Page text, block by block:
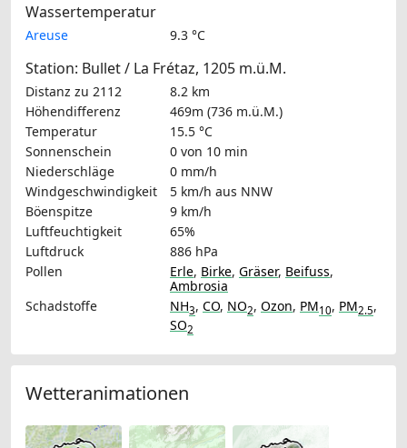
Wassertemperatur
Areuse 9.3 °C
Station: Bullet / La Frétaz, 1205 m.ü.M.
Distanz zu 2112
8.2 km
Höhendifferenz
469m (736 m.ü.M.)
Temperatur
15.5 °C
Sonnenschein
0 von 10 min
Niederschläge
0 mm/h
Windgeschwindigkeit
5 km/h aus NNW
Böenspitze
9 km/h
Luftfeuchtigkeit
65%
Luftdruck
886 hPa
Pollen
Erle, Birke, Gräser, Beifuss,
Ambrosia
Schadstoffe
NH3, CO, NO2, Ozon, PM10, PM2.5,
SO2
Wetteranimationen